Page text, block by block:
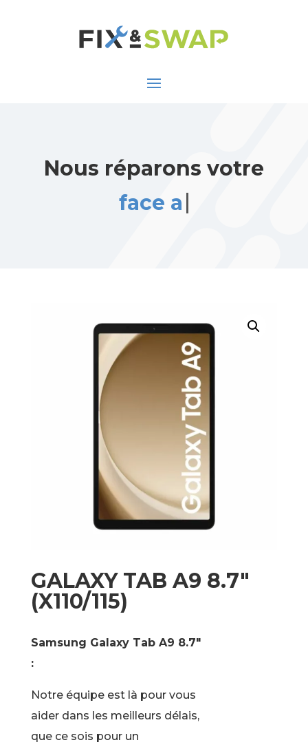
Nous réparons votre
face arrière
GALAXY TAB A9 8.7″
(X110/115)
Samsung Galaxy Tab A9 8.7″
:
Notre équipe est là pour vous
aider dans les meilleurs délais,
que ce sois pour un